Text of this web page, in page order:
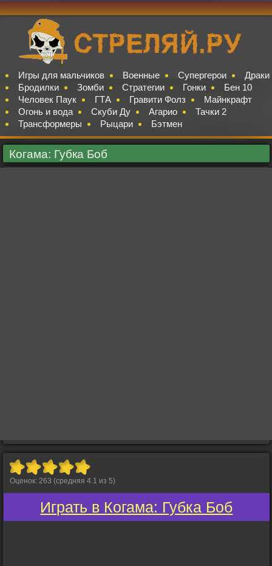
Игры для мальчиков Военные Супергерои
Драки
Бродилки
Зомби Стратегии Гонки
Бен 10
Человек Паук
ГТА Гравити Фолз
Майнкрафт
Огонь и вода
Скуби Ду Агарио
Тачки 2
Трансформеры
Рыцари Бэтмен
Когама: Губка Боб
Оценок: 263 (средняя 4.1 из 5)
Играть в Когама: Губка Боб